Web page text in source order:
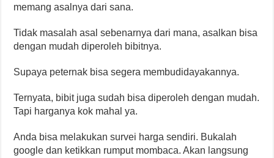
memang asalnya dari sana.
Tidak masalah asal sebenarnya dari mana, asalkan bisa
dengan mudah diperoleh bibitnya.
Supaya peternak bisa segera membudidayakannya.
Ternyata, bibit juga sudah bisa diperoleh dengan mudah.
Tapi harganya kok mahal ya.
Anda bisa melakukan survei harga sendiri. Bukalah
google dan ketikkan rumput mombaca. Akan langsung